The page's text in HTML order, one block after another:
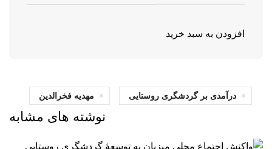
افزودن به سبد خرید
درآمدی بر گردشگری روستایی مهدیه فخرالدین
نوشته های مشابه